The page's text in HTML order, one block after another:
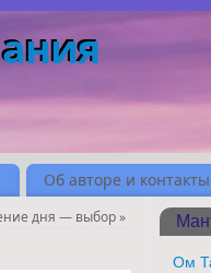
Об авторе и контакты
дня — выбор»
Ом